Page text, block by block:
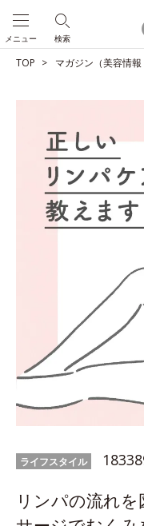
検索
メニュー
TOP マガジン（美容情報
ライフスタイル
リンパの流れ